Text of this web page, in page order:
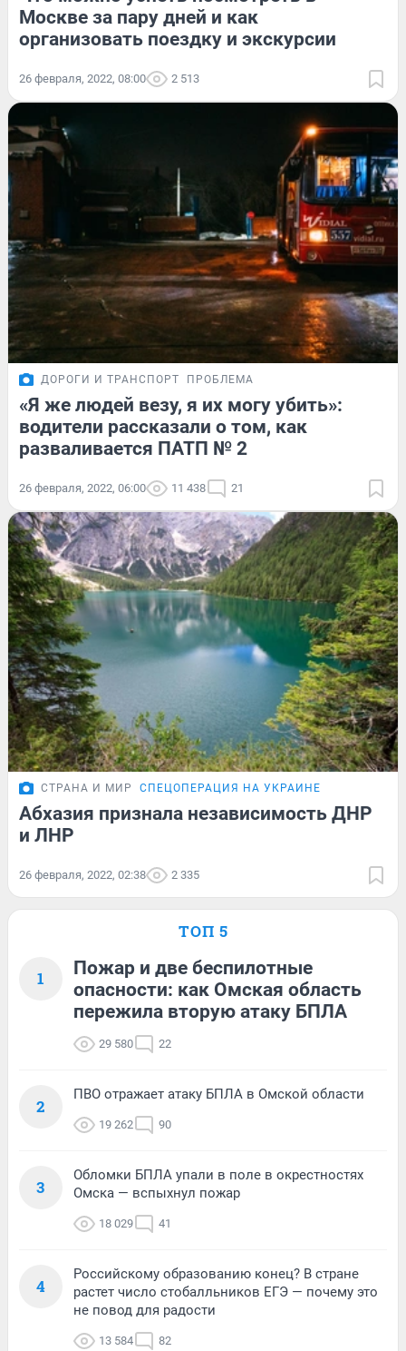
Москве за пару дней и как
организовать поездку и экскурсии
26 февраля, 2022, 08:00 2 513
ДОРОГИ И ТРАНСПОРТ ПРОБЛЕМА
«Я же людей везу, я их могу убить»:
водители рассказали о том, как
разваливается ПАТП № 2
26 февраля, 2022, 06:00 11 438 21
СТРАНА И МИР СПЕЦОПЕРАЦИЯ НА УКРАИНЕ
Абхазия признала независимость ДНР
и ЛНР
26 февраля, 2022, 02:38 2 335
ТОП 5
1
Пожар и две беспилотные
опасности: как Омская область
пережила вторую атаку БПЛА
29 580 22
2
ПВО отражает атаку БПЛА в Омской области
19 262 90
3
Обломки БПЛА упали в поле в окрестностях
Омска — вспыхнул пожар
18 029 41
4
Российскому образованию конец? В стране
растет число стобалльников ЕГЭ — почему это
не повод для радости
13 584 82